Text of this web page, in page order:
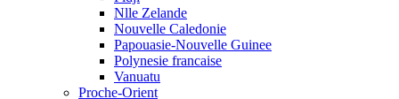
Nlle Zelande
Nouvelle Caledonie
Papouasie-Nouvelle Guinee
Polynesie francaise
Vanuatu
Proche-Orient